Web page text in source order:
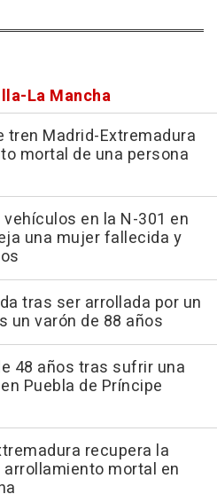
La Mancha
tren Madrid-Extremadura
mortal de una persona
en la N-301 en
una mujer fallecida y
tras ser arrollada por un
un varón de 88 años
48 años tras sufrir una
Puebla de Príncipe
recupera la
mortal en